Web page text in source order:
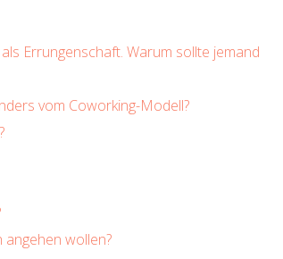
Errungenschaft. Warum sollte jemand
vom Coworking-Modell?
angehen wollen?